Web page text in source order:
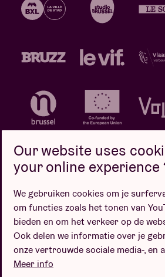
Privacybeleid Cookiebeleid
Design door
Our website uses
your online experience
We gebruiken cookies om je
om functies zoals het tonen van
bieden en om het verkeer op de
Ook delen we informatie over je
onze vertrouwde sociale media-, en
Meer info